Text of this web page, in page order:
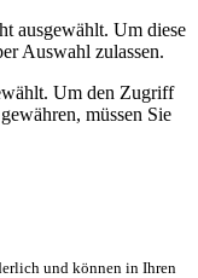
ausgewählt. Um diese
Auswahl zulassen.
Um den Zugriff
müssen Sie
und können in Ihren